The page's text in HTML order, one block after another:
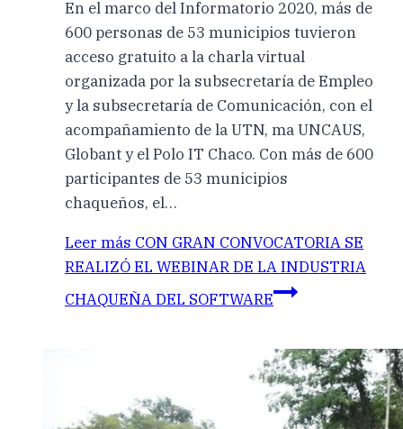
En el marco del Informatorio 2020, más de
600 personas de 53 municipios tuvieron
acceso gratuito a la charla virtual
organizada por la subsecretaría de Empleo
y la subsecretaría de Comunicación, con el
acompañamiento de la UTN, ma UNCAUS,
Globant y el Polo IT Chaco. Con más de 600
participantes de 53 municipios
chaqueños, el…
Leer más CON GRAN CONVOCATORIA SE
REALIZÓ EL WEBINAR DE LA INDUSTRIA
CHAQUEÑA DEL SOFTWARE